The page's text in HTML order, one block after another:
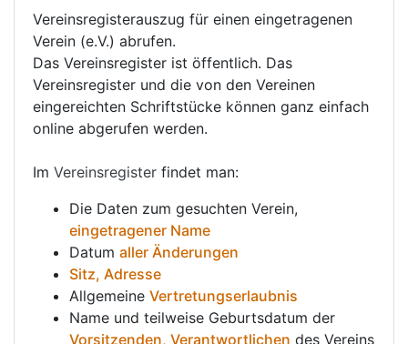
Vereinsregisterauszug für einen eingetragenen
Verein (e.V.) abrufen.
Das Vereinsregister ist öffentlich. Das
Vereinsregister und die von den Vereinen
eingereichten Schriftstücke können ganz einfach
online abgerufen werden.
Im Vereinsregister findet man:
Die Daten zum gesuchten Verein,
eingetragener Name
Datum aller Änderungen
Sitz, Adresse
Allgemeine Vertretungserlaubnis
Name und teilweise Geburtsdatum der
Vorsitzenden, Verantwortlichen des Vereins